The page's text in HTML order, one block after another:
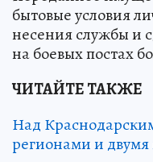
бытовые условия
несения службы и
на боевых постах
ЧИТАЙТЕ ТАКЖЕ
Над
регионами и